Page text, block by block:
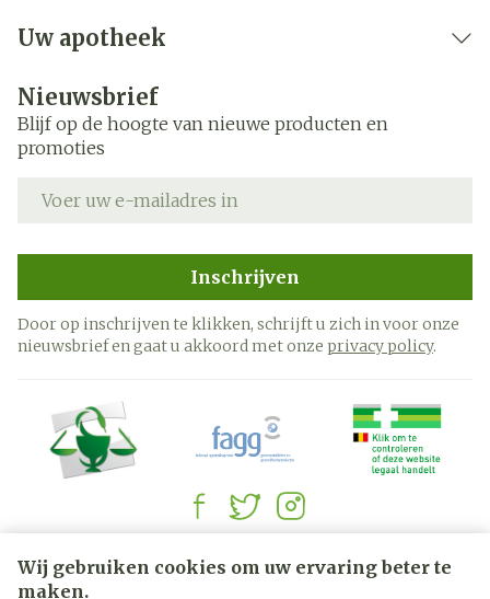
Wij gebruiken cookies om uw ervaring beter te
maken.
Uw apotheek
Nieuwsbrief
Blijf op de hoogte van nieuwe producten en
promoties
Inschrijven
Door op inschrijven te klikken, schrijft u zich in voor onze
nieuwsbrief en gaat u akkoord met onze privacy policy.
Juridische links